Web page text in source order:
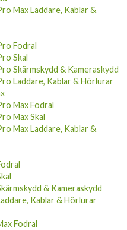
Max Laddare, Kablar &
Fodral
Skal
Skärmskydd & Kameraskydd
Laddare, Kablar & Hörlurar
Max Fodral
Max Skal
Max Laddare, Kablar &
& Kameraskydd
Kablar & Hörlurar
Fodral